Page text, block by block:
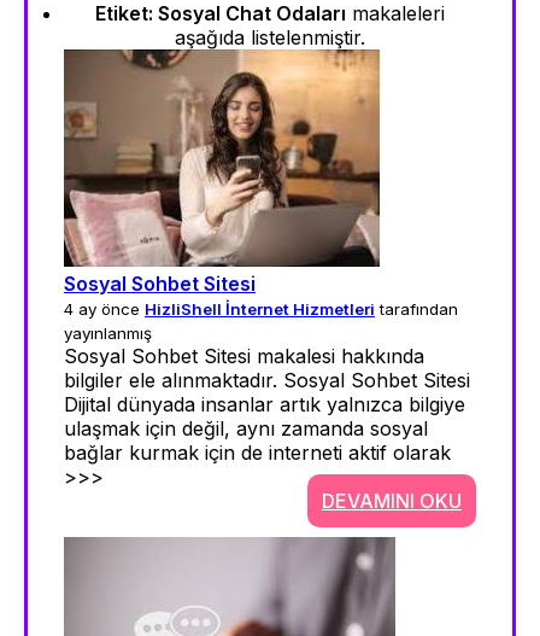
Etiket: Sosyal Chat Odaları makaleleri
aşağıda listelenmiştir.
Sosyal Sohbet Sitesi
4 ay önce HizliShell İnternet Hizmetleri tarafından
yayınlanmış
Sosyal Sohbet Sitesi makalesi hakkında
bilgiler ele alınmaktadır. Sosyal Sohbet Sitesi
Dijital dünyada insanlar artık yalnızca bilgiye
ulaşmak için değil, aynı zamanda sosyal
bağlar kurmak için de interneti aktif olarak
>>>
DEVAMINI OKU